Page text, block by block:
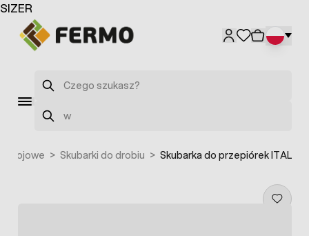
Przejdź do treści
Szukaj
Szukaj
ubojowe > Skubarki do drobiu > Skubarka do przepiórek ITAL
SIZER